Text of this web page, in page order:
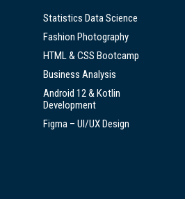
Statistics Data Science
Fashion Photography
HTML & CSS Bootcamp
Business Analysis
Android 12 & Kotlin
Development
Figma – UI/UX Design